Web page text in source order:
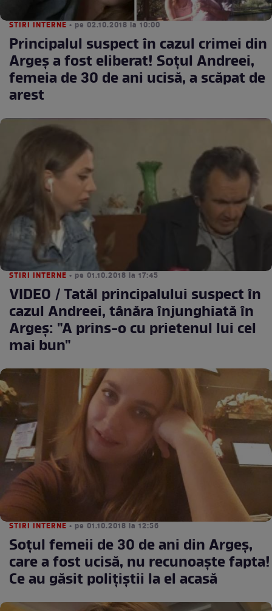
STIRI INTERNE • pe 02.10.2018 la 10:00
Principalul suspect în cazul crimei din
Argeş a fost eliberat! Soţul Andreei,
femeia de 30 de ani ucisă, a scăpat de
arest
STIRI INTERNE • pe 01.10.2018 la 17:45
VIDEO / Tatăl principalului suspect în
cazul Andreei, tânăra înjunghiată în
Argeş: "A prins-o cu prietenul lui cel
mai bun"
STIRI INTERNE • pe 01.10.2018 la 12:56
Soţul femeii de 30 de ani din Argeş,
care a fost ucisă, nu recunoaşte fapta!
Ce au găsit poliţiştii la el acasă